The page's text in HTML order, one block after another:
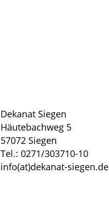
Dekanat Siegen
Häutebachweg 5
57072 Siegen
Tel.: 0271/303710-10
info(at)dekanat-siegen.de